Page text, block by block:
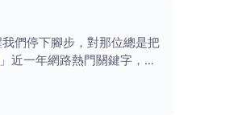
們停下腳步，對那位總是把
」近一年網路熱門關鍵字，可